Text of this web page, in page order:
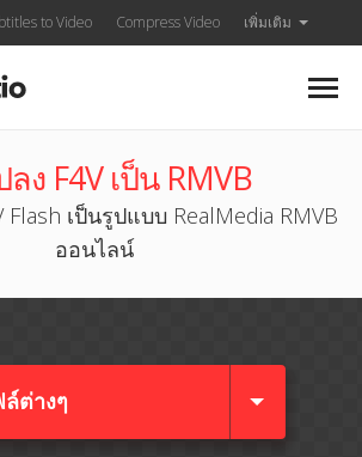
to Video Compress Video เพิ่มเติม
ง F4V เป็น RMVB
Flash เป็นรูปแบบ RealMedia RMVB
ออนไลน์
ล์ต่างๆ​